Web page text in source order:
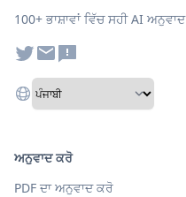
100+ ਭਾਸ਼ਾਵਾਂ ਵਿੱਚ ਸਹੀ AI ਅਨੁਵਾਦ
ਅਨੁਵਾਦ ਕਰੋ
PDF ਦਾ ਅਨੁਵਾਦ ਕਰੋ